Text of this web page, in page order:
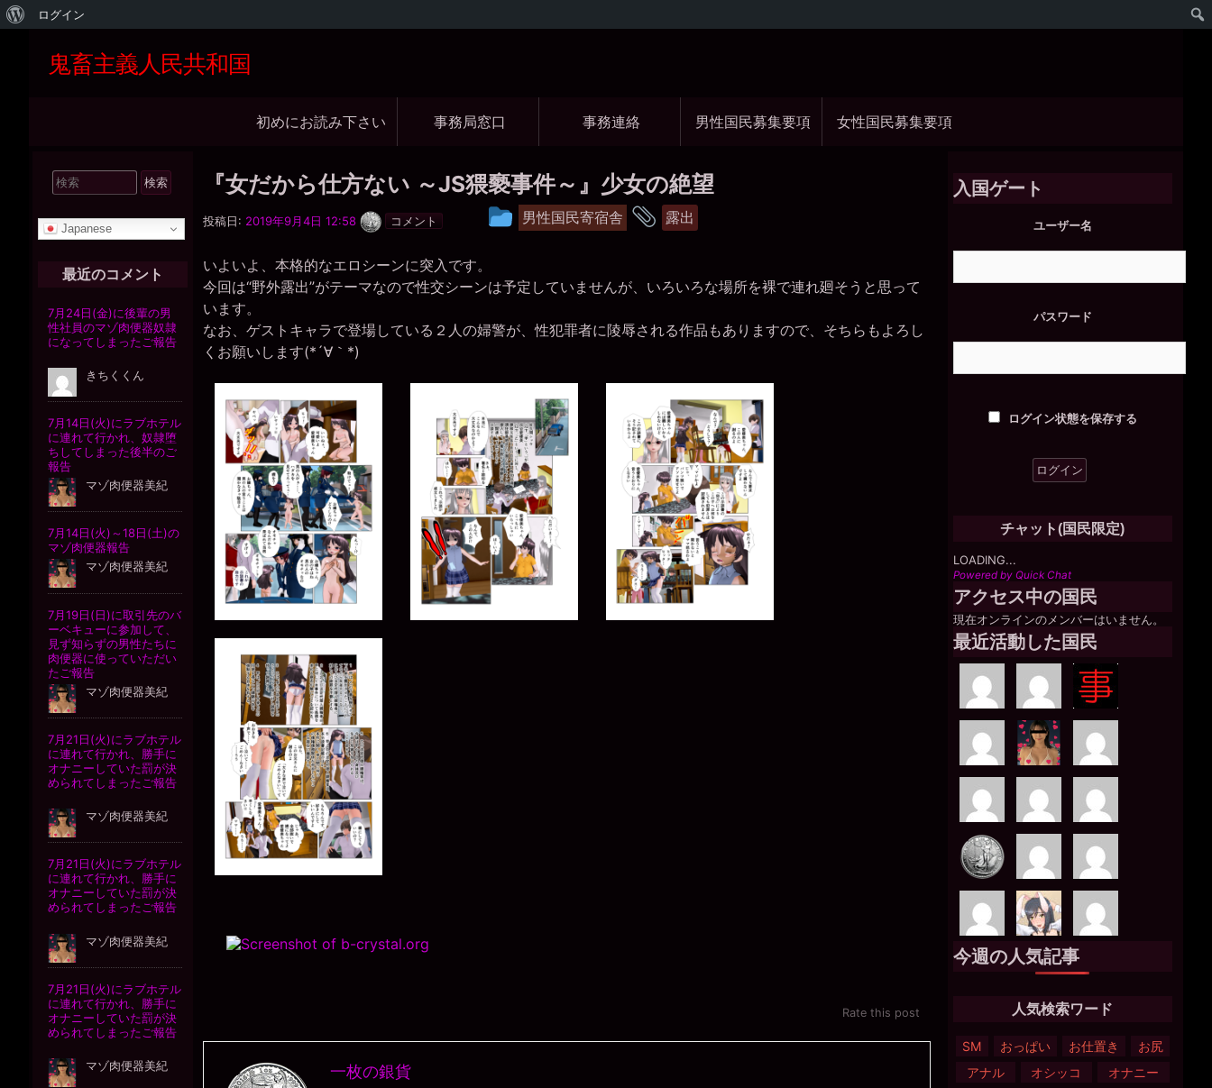
WordPress
ログイン
へ
ッ
プ
鬼畜主義人民共和国
ビ
ゲ
ョ
ン
初めにお読み下さい 事務局窓口 事務連絡 男性国民募集要項 女性国民募集要項
『女だから仕方ない ～JS猥褻事件～』少女の絶望
投稿日: 2019年9月4日 12:58
枚
貨
コメント
投
ル
ー
男性国民寄宿舎
タ
露出
いよいよ、本格的なエロシーンに突入です。
今回は“野外露出”がテーマなので性交シーンは予定していませんが、いろいろな場所を裸で連れ廻そうと思って
います。
なお、ゲストキャラで登場している２人の婦警が、性犯罪者に陵辱される作品もありますので、そちらもよろし
くお願いします(*´∀｀*)
Rate this post
一枚の銀貨
入国ゲート
ユーザー名
パスワード
ログイン状態を保存する
チャット(国民限定)
LOADING...
Powered by Quick Chat
アクセス中の国民
現在オンラインのメンバーはいません。
最近活動した国民
今週の人気記事
人気検索ワード
SM おっぱい お仕置き
お尻
アナル
オシッコ
オナニー
検
索
象:Japanese
最近のコメント